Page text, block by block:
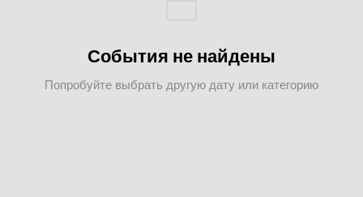
События не найдены
Попробуйте выбрать другую дату или категорию